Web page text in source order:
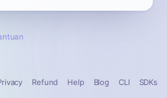
Refund Help Blog CLI SDKs